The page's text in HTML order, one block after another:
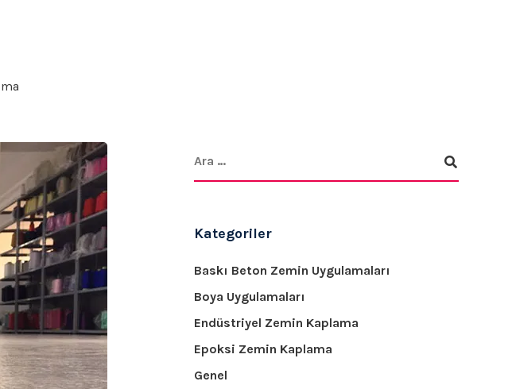
Kategoriler
Baskı Beton Zemin Uygulamaları
Boya Uygulamaları
Endüstriyel Zemin Kaplama
Epoksi Zemin Kaplama
Genel